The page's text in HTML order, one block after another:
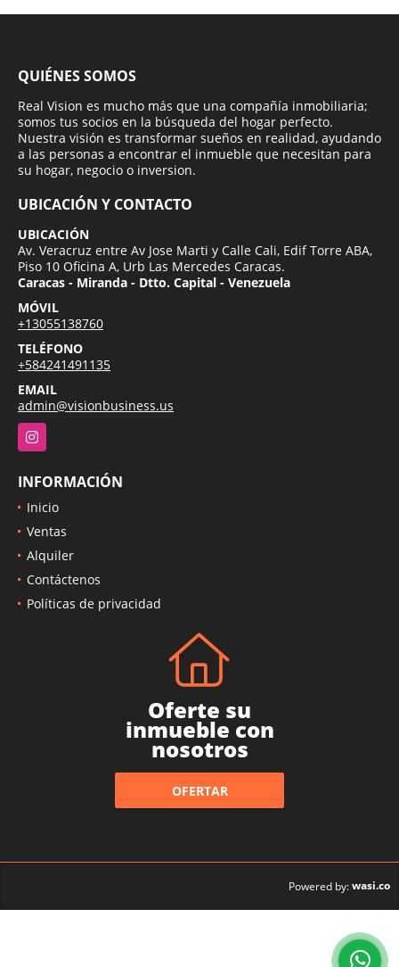
QUIÉNES SOMOS
Real Vision es mucho más que una compañía inmobiliaria;
somos tus socios en la búsqueda del hogar perfecto.
Nuestra visión es transformar sueños en realidad, ayudando
a las personas a encontrar el inmueble que necesitan para
su hogar, negocio o inversion.
UBICACIÓN Y CONTACTO
UBICACIÓN
Av. Veracruz entre Av Jose Marti y Calle Cali, Edif Torre ABA,
Piso 10 Oficina A, Urb Las Mercedes Caracas.
Caracas - Miranda - Dtto. Capital - Venezuela
MÓVIL
+13055138760
TELÉFONO
+584241491135
EMAIL
admin@visionbusiness.us
Instagram
INFORMACIÓN
Inicio
Ventas
Alquiler
Contáctenos
Políticas de privacidad
Oferte su
inmueble con
nosotros
OFERTAR
Powered by:wasi.co